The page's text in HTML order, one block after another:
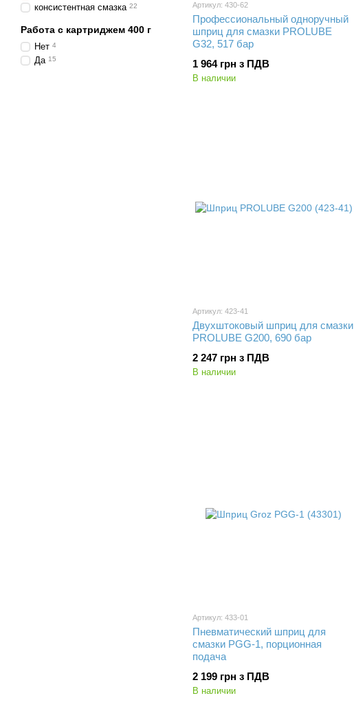
Артикул: 430-62
Профессиональный одноручный
шприц для смазки PROLUBE
G32, 517 бар
1 964 грн з ПДВ
В наличии
Артикул: 423-41
Двухштоковый шприц для смазки
PROLUBE G200, 690 бар
2 247 грн з ПДВ
В наличии
Артикул: 433-01
Пневматический шприц для
смазки PGG-1, порционная
подача
2 199 грн з ПДВ
В наличии
консистентная смазка 22
Работа с картриджем 400 г
Нет 4
Да 15